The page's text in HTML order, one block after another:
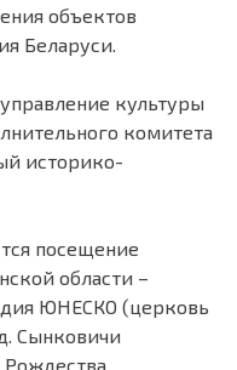
объектов
Беларуси.
культуры
комитета
историко-
посещение
области –
ЮНЕСКО (церковь
Сынковичи
Рождества